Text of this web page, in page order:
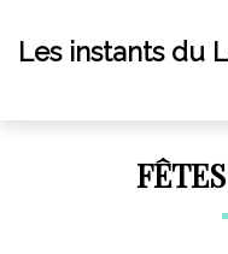
Les instants du